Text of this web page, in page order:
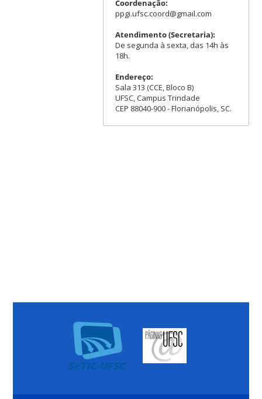
Coordenação:
ppgi.ufsc.coord@gmail.com
Atendimento (Secretaria):
De segunda à sexta, das 14h às
18h.
Endereço:
Sala 313 (CCE, Bloco B)
UFSC, Campus Trindade
CEP 88040-900 - Florianópolis, SC.